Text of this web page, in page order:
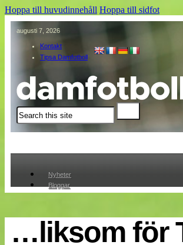
Hoppa till huvudinnehåll Hoppa till sidfot
augusti 7, 2026
Kontakt
Tipsa Damfotboll
Sök
Nyheter
Bloggar
Cuper
Medlemmar
Medlemsbilder
…liksom för